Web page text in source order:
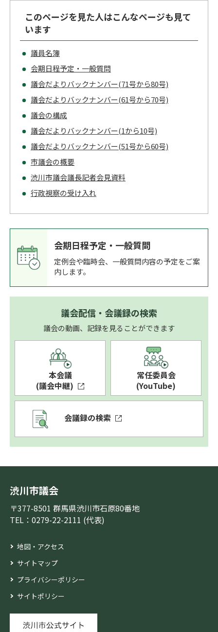
このページを見た人はこんなページも見て
います
議員名簿
会期日程予定・一般質問
議会だよりバックナンバー(71号から80号)
議会だよりバックナンバー(61号から70号)
議会の構成
議会だよりバックナンバー(1から10号)
議会だよりバックナンバー(51号から60号)
市議会の概要
渋川市議会議長記者会見資料
行政視察の受け入れ
会期日程予定・一般質問
定例会や臨時会、一般質問内容の予定をご案
内します。
議会配信・会議録の検索
議会の動画、記録を見ることができます
本会議
(議会中継)
常任委員会
(YouTube)
会議録の検索
渋川市議会
〒377-8501 群馬県渋川市石原80番地
TEL：0279-22-2111 (代表)
地図・アクセス
サイトマップ
プライバシーポリシー
サイトポリシー